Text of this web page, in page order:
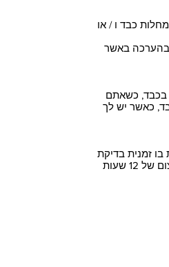
כבד ו / או
בהערכה באשר
בכבד, כשאתם
כאשר יש לך
זמנית בדיקת
דם כללית למרכיבים אחרים, כגון רמת סוכר או כולסטרול, יש לשמור על צום של 12 שעות